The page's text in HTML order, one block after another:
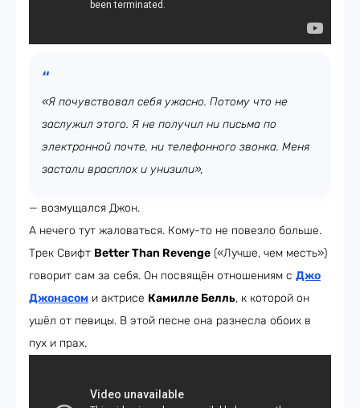
«Я почувствовал себя ужасно. Потому что не
заслужил этого. Я не получил ни письма по
электронной почте, ни телефонного звонка. Меня
застали врасплох и унизили»,
— возмущался Джон.
А нечего тут жаловаться. Кому-то не повезло больше.
Трек Свифт Better Than Revenge («Лучше, чем месть»)
говорит сам за себя. Он посвящён отношениям с Джо
Джонасом и актрисе Камилле Белль, к которой он
ушёл от певицы. В этой песне она разнесла обоих в
пух и прах.